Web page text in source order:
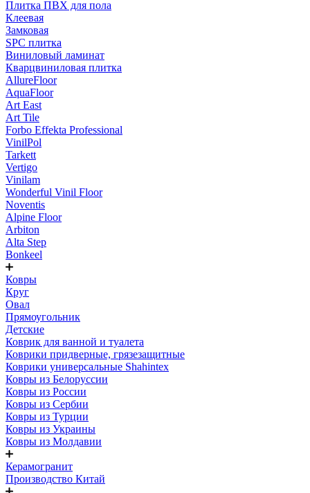
Плитка ПВХ для пола
Клеевая
Замковая
SPC плитка
Виниловый ламинат
Кварцвиниловая плитка
AllureFloor
AquaFloor
Art East
Art Tile
Forbo Effekta Professional
VinilPol
Tarkett
Vertigo
Vinilam
Wonderful Vinil Floor
Noventis
Alpine Floor
Arbiton
Alta Step
Bonkeel
Ковры
Круг
Овал
Прямоугольник
Детские
Коврик для ванной и туалета
Коврики придверные, грязезащитные
Коврики универсальные Shahintex
Ковры из Белоруссии
Ковры из России
Ковры из Сербии
Ковры из Турции
Ковры из Украины
Ковры из Молдавии
Керамогранит
Производство Китай